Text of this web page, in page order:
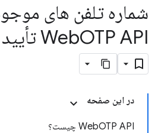
شماره تلفن های
WebOTP API تأیید کنید
در این صفحه
WebOTP API چیست؟